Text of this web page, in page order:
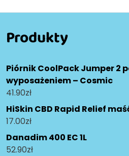
Produkty
Piórnik CoolPack Jumper 2
wyposażeniem – Cosmic
41.90zł
HiSkin CBD Rapid Relief
17.00zł
Danadim 400 EC 1L
52.90zł